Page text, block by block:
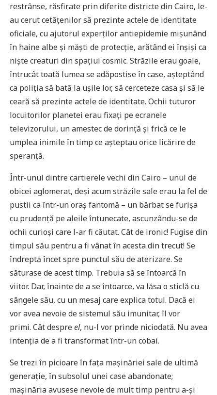
restrânse, răsfirate prin diferite districte din Cairo, le-
au cerut cetățenilor să prezinte actele de identitate
oficiale, cu ajutorul experților antiepidemie mișunând
în haine albe și măști de protecție, arătând ei înșiși ca
niște creaturi din spațiul cosmic. Străzile erau goale,
întrucât toată lumea se adăpostise în case, așteptând
ca poliția să bată la ușile lor, să cerceteze casa și să le
ceară să prezinte actele de identitate. Ochii tuturor
locuitorilor planetei erau fixați pe ecranele
televizorului, un amestec de dorință și frică ce le
umplea inimile în timp ce așteptau orice licărire de
speranță.
Într-unul dintre cartierele vechi din Cairo – unul de
obicei aglomerat, deși acum străzile sale erau la fel de
pustii ca într-un oraș fantomă – un bărbat se furișa
cu prudență pe aleile întunecate, ascunzându-se de
ochii curioși care l-ar fi căutat. Cât de ironic! Fugise din
timpul său pentru a fi vânat în acesta din trecut! Se
îndreptă încet spre punctul său de aterizare. Se
săturase de acest timp. Trebuia să se întoarcă în
viitor. Dar, înainte de a se întoarce, va lăsa o sticlă cu
sângele său, cu un mesaj care explica totul. Dacă ei
vor avea nevoie de sistemul său imunitar, îl vor
primi. Cât despreel, nu-l vor prinde niciodată. Nu avea
intenția de a fi transformat într-un cobai.
Se trezi în picioare în fața mașinăriei sale de ultimă
generație, în subsolul unei case abandonate;
mașinăria avusese nevoie de mult timp pentru a-și